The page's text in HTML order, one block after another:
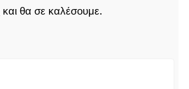
θα σε καλέσουμε.